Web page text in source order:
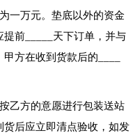
一万元。垫底以外的资金
前_____天下订单，并与
方在收到货款后的____
乙方的意愿进行包装送站
后应立即清点验收，如发